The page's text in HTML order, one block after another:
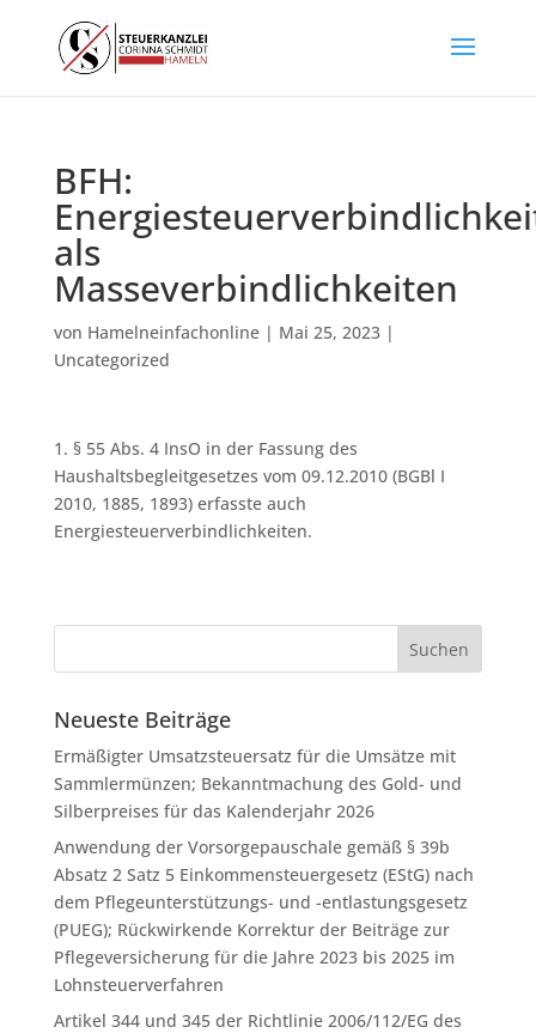
BFH:
als
Masseverbindlichkeiten
von Hamelneinfachonline| Mai 25, 2023|
Uncategorized
1. § 55 Abs. 4 InsO in der Fassung des
Haushaltsbegleitgesetzes vom 09.12.2010 (BGBl I
2010, 1885, 1893) erfasste auch
Energiesteuerverbindlichkeiten.
Neueste Beiträge
Ermäßigter Umsatzsteuersatz für die Umsätze mit
Sammlermünzen; Bekanntmachung des Gold- und
Silberpreises für das Kalenderjahr 2026
Anwendung der Vorsorgepauschale gemäß § 39b
Absatz 2 Satz 5 Einkommensteuergesetz (EStG) nach
dem Pflegeunterstützungs- und -entlastungsgesetz
(PUEG); Rückwirkende Korrektur der Beiträge zur
Pflegeversicherung für die Jahre 2023 bis 2025 im
Lohnsteuerverfahren
Artikel 344 und 345 der Richtlinie 2006/112/EG des